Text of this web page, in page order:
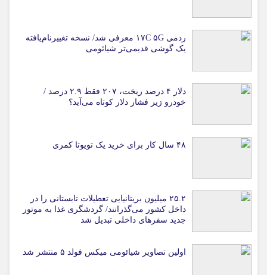
ردمی ۱۷C ۵G معرفی شد/ نسخه تغییرنام‌یافته
یک گوشی قدیمی‌تر شیائومی
دلار ۴ درصد ریخت، ۲۰۷ فقط ۲.۹ درصد /
خودرو زیر فشار دلار کوتاه می‌آید؟
۴۸ سال کار برای خرید یک تویوتا کمری
۲۵.۲ میلیون بریتانیایی تعطیلات تابستانی را در
داخل کشور می‌گذرانند/ گردشگری غذا به موتور
جدید سفرهای داخلی تبدیل شد
اولین تصاویر شیائومی میکس فولد ۵ منتشر شد